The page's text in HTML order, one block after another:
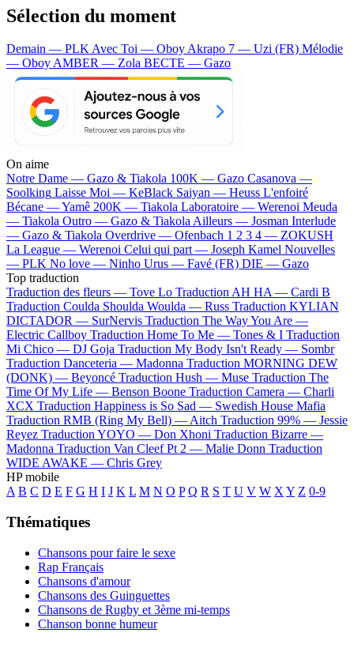
Sélection du moment
Demain — PLKAvec Toi — OboyAkrapo 7 — Uzi (FR) Mélodie
— OboyAMBER — Zola BECTE — Gazo
On aime
Notre Dame — Gazo & Tiakola 100K — Gazo Casanova —
Soolking Laisse Moi — KeBlack Saiyan — Heuss L'enfoiré
Bécane —Yamê 200K — Tiakola Laboratoire — Werenoi Meuda
— Tiakola Outro — Gazo & TiakolaAilleurs — Josman Interlude
— Gazo & Tiakola Overdrive — Ofenbach 1 2 3 4 — ZOKUSH
La League — Werenoi Celui qui part — Joseph Kamel Nouvelles
— PLK No love — Ninho Urus — Favé (FR) DIE — Gazo
Top traduction
Traduction des fleurs — Tove Lo Traduction AH HA — Cardi B
Traduction Coulda Shoulda Woulda — Russ Traduction KYLIAN
DICTADOR — SurNervis Traduction The Way You Are —
Electric Callboy Traduction Home To Me — Tones & I Traduction
Mi Chico — DJ Goja Traduction My Body Isn't Ready — Sombr
Traduction Danceteria — Madonna Traduction MORNING DEW
(DONK) — Beyoncé Traduction Hush — Muse Traduction The
Time Of My Life — Benson Boone Traduction Camera — Charli
XCX Traduction Happiness is So Sad — Swedish House Mafia
Traduction RMB (Ring My Bell) —Aitch Traduction 99% — Jessie
Reyez Traduction YOYO — Don Xhoni Traduction Bizarre —
Madonna Traduction Van Cleef Pt 2 — Malie Donn Traduction
WIDE AWAKE — Chris Grey
HP mobile
A B C D E F G H I J K L M N O P Q R S T U V W XY Z 0-9
Thématiques
Chansons pour faire le sexe
Rap Français
Chansons d'amour
Chansons des Guinguettes
Chansons de Rugby et 3ème mi-temps
Chanson bonne humeur